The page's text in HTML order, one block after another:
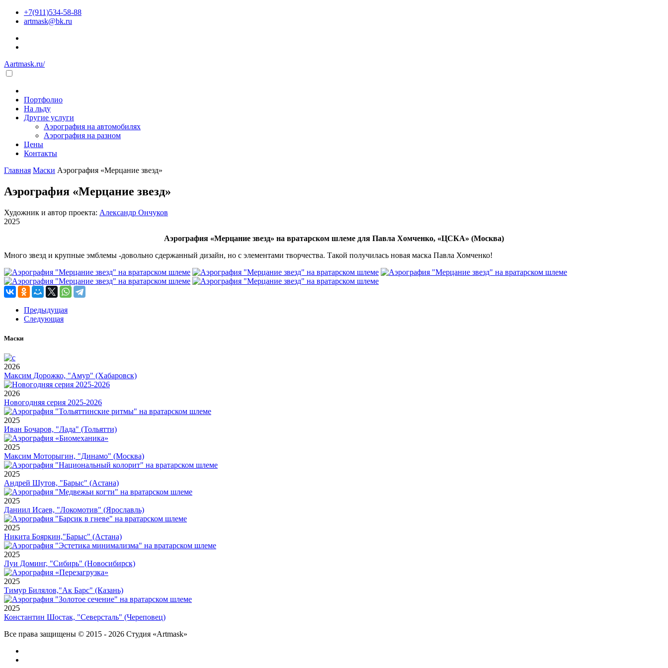
+7(911)534-58-88
artmask@bk.ru
Aartmask.ru/
Портфолио
На льду
Другие услуги
Аэрография на автомобилях
Аэрография на разном
Цены
Контакты
Главная Маски Аэрография «Мерцание звезд»
Аэрография «Мерцание звезд»
Художник и автор проекта: Александр Ончуков
2025
Аэрография «Мерцание звезд» на вратарском шлеме для Павла Хомченко, «ЦСКА» (Москва)
Много звезд и крупные эмблемы -довольно сдержанный дизайн, но с элементами творчества. Такой получилась новая маска Павла Хомченко!
Предыдущая
Следующая
Маски
2026
Максим Дорожко, "Амур" (Хабаровск)
2026
Новогодняя серия 2025-2026
2025
Иван Бочаров, "Лада" (Тольятти)
2025
Максим Моторыгин, "Динамо" (Москва)
2025
Андрей Шутов, "Барыс" (Астана)
2025
Даниил Исаев, "Локомотив" (Ярославль)
2025
Никита Бояркин,"Барыс" (Астана)
2025
Луи Доминг, "Сибирь" (Новосибирск)
2025
Тимур Билялов,"Ак Барс" (Казань)
2025
Константин Шостак, "Северсталь" (Череповец)
Все права защищены © 2015 - 2026 Студия «Artmask»